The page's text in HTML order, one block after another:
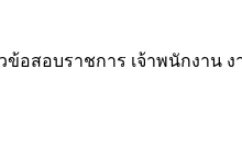
อสอบราชการ เจ้าพนักงาน